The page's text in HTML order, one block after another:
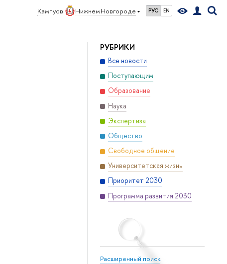
Кампус в Нижнем Новгороде РУС EN
РУБРИКИ
Все новости
Поступающим
Образование
Наука
Экспертиза
Общество
Свободное общение
Университетская жизнь
Приоритет 2030
Программа развития 2030
Расширенный поиск